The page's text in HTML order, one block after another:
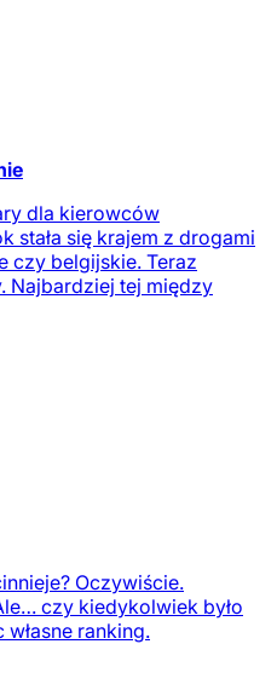
dla kierowców
stała się krajem z drogami
czy belgijskie. Teraz
Najbardziej tej między
Oczywiście.
czy kiedykolwiek było
ranking.